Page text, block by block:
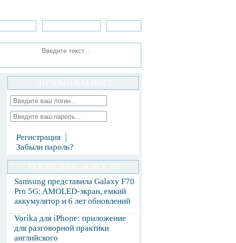
Регистрация
Забыли пароль?
Samsung представила Galaxy F70
Pro 5G: AMOLED-экран, емкий
аккумулятор и 6 лет обновлений
Vorika для iPhone: приложение
для разговорной практики
английского